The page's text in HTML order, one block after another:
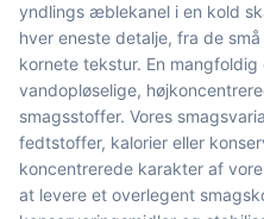
yndlings æblekanel i en kold
hver eneste detalje, fra de
kornete tekstur. En
vandopløselige,
smagsstoffer. Vores
fedtstoffer, kalorier eller
koncentrerede karakter af
at levere et overlegent